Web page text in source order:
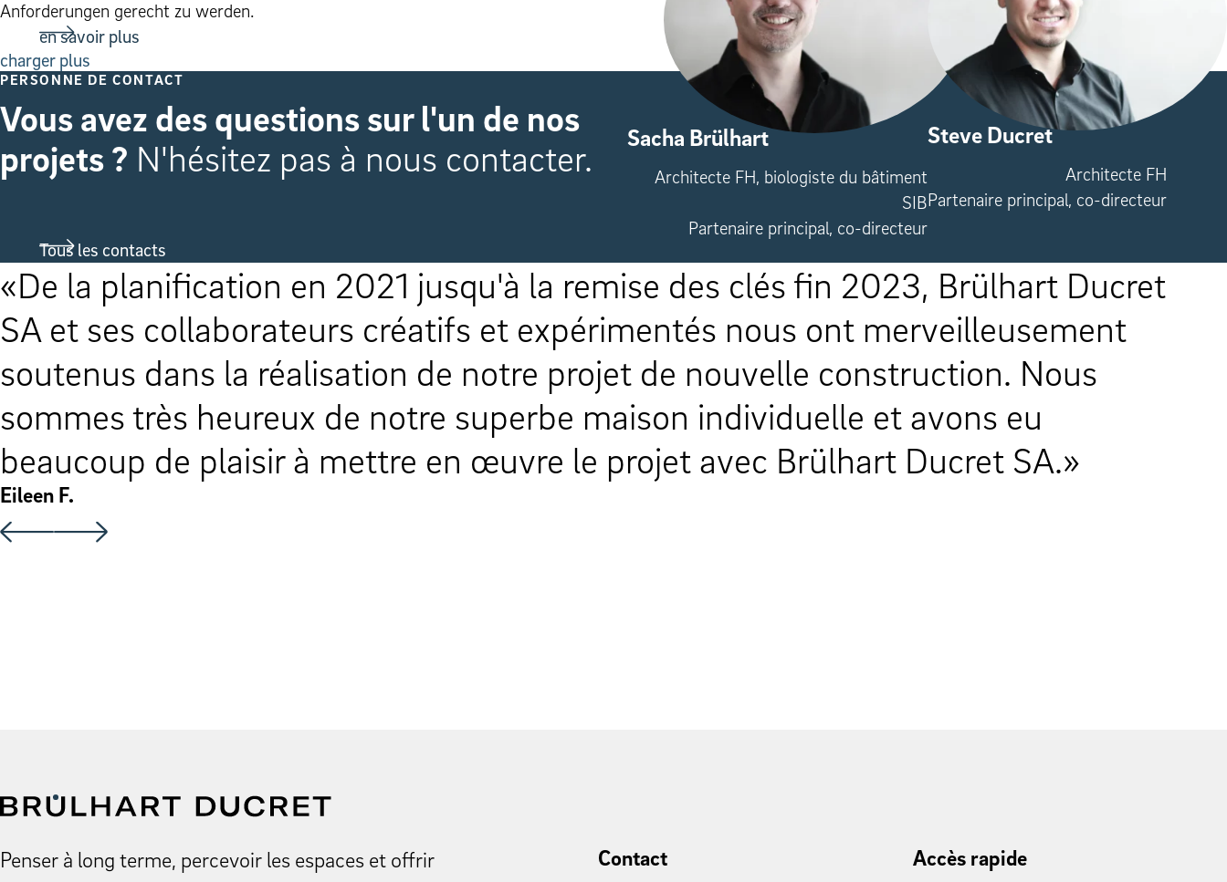
Anforderungen gerecht zu werden.
en savoir plus
charger plus
PERSONNE DE CONTACT
Vous avez des questions sur l'un de nos
projets ? N'hésitez pas à nous contacter.
Tous les contacts
Sacha Brülhart
Architecte FH, biologiste du bâtiment
SIB
Partenaire principal, co-directeur
Steve Ducret
Architecte FH
Partenaire principal, co-directeur
Brülhart Ducret
Nous
avons eu
SA.
Mon bureau d'architecture, pour un projet de construction.
impatients de voir le projet prendre forme.
Ralph Ch.
Penser à long terme, percevoir les espaces et offrir
Contact Accès rapide